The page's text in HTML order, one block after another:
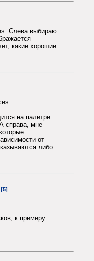
Слева выбираю
какие хорошие
на палитре
справа, мне
от
либо
[5]
к примеру